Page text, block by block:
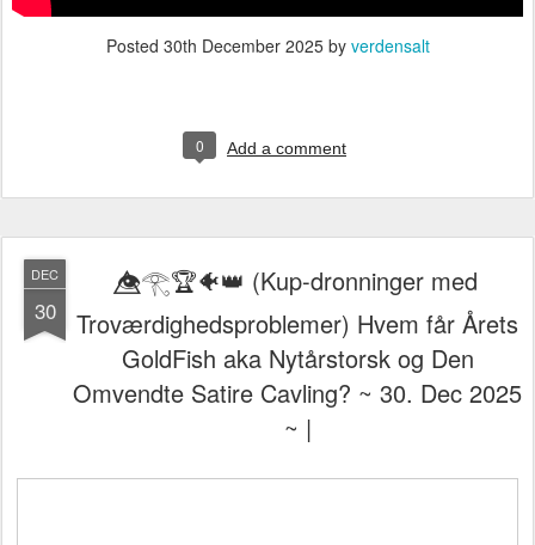
Posted 30th December 2025by verdensalt
0 Add a comment
DEC
30
👁️⃤𓂀🏆🐠👑 (Kup-dronninger med
Troværdighedsproblemer) Hvem får Årets
GoldFish aka Nytårstorsk og Den
Omvendte Satire Cavling? ~ 30. Dec 2025
~ |